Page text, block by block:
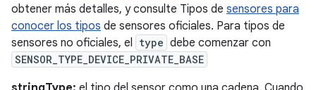
obtener más detalles, y consulte Tipos de sensores para
conocer los tipos de sensores oficiales. Para tipos de
sensores no oficiales, el type debe comenzar con
SENSOR_TYPE_DEVICE_PRIVATE_BASE